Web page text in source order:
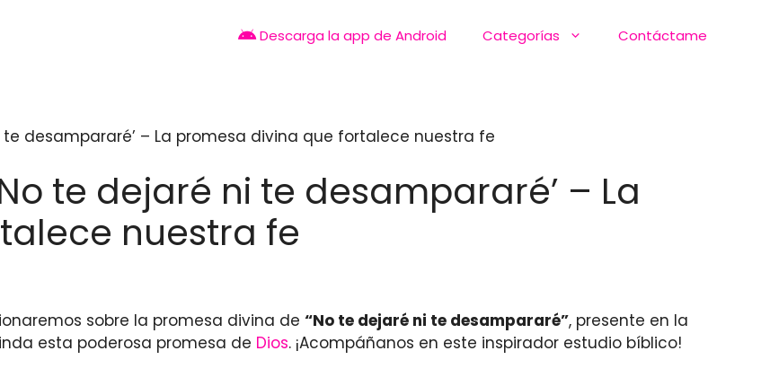
Descarga la app de Android Categorías Contáctame
te desampararé’ – La promesa divina que fortalece nuestra fe
te dejaré ni te desampararé’ – La
nuestra fe
sobre la promesa divina de “No te dejaré ni te desampararé”, presente en la
esta poderosa promesa de Dios. ¡Acompáñanos en este inspirador estudio bíblico!